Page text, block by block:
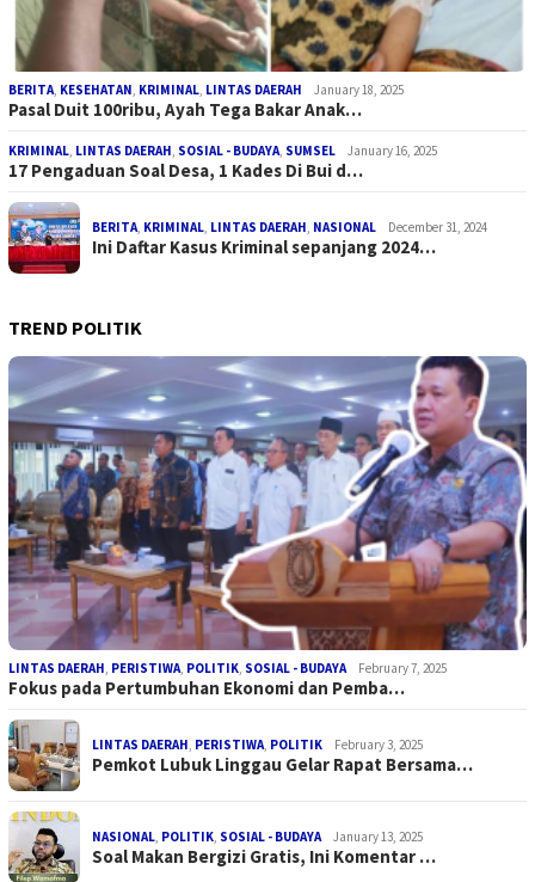
BERITA KESEHATAN KRIMINAL LINTAS DAERAH January 18, 2025
Pasal Duit 100ribu, Ayah Tega Bakar Anak…
KRIMINAL LINTAS DAERAH SOSIAL - BUDAYA SUMSEL January 16, 2025
17 Pengaduan Soal Desa, 1 Kades Di Bui d…
BERITA KRIMINAL LINTAS DAERAH NASIONAL December 31, 2024
Ini Daftar Kasus Kriminal sepanjang 2024…
TREND POLITIK
LINTAS DAERAH PERISTIWA POLITIK SOSIAL - BUDAYA February 7, 2025
Fokus pada Pertumbuhan Ekonomi dan Pemba…
LINTAS DAERAH PERISTIWA POLITIK February 3, 2025
Pemkot Lubuk Linggau Gelar Rapat Bersama…
NASIONAL POLITIK SOSIAL - BUDAYA January 13, 2025
Soal Makan Bergizi Gratis, Ini Komentar …